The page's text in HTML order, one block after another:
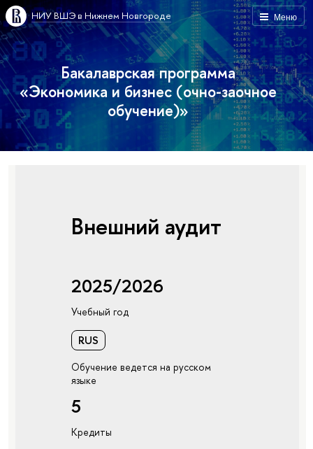
Меню
НИУ ВШЭ в Нижнем Новгороде
Бакалаврская программа
«Экономика и бизнес (очно-заочное
обучение)»
Внешний аудит
2025/2026
Учебный год
RUS
Обучение ведется на русском
языке
5
Кредиты